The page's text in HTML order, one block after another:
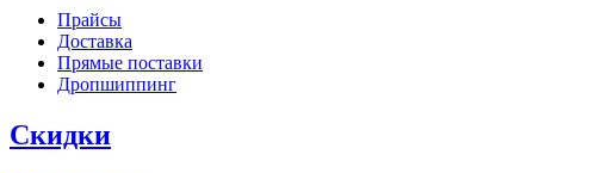
Прайсы
Доставка
Прямые поставки
Дропшиппинг
Скидки